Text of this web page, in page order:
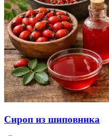
Сироп из шиповника